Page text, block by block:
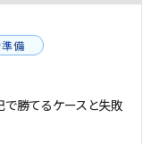
備
で勝てるケースと失敗